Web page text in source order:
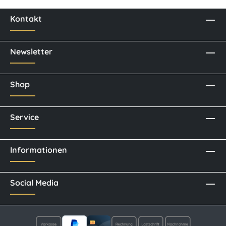
Kontakt
Newsletter
Social Media
Shop
Service
Informationen